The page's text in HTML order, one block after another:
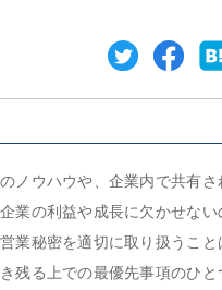
ノウハウや、企業内で共有さ
業の利益や成長に欠かせない
業秘密を適切に取り扱うこと
残る上での最優先事項のひと